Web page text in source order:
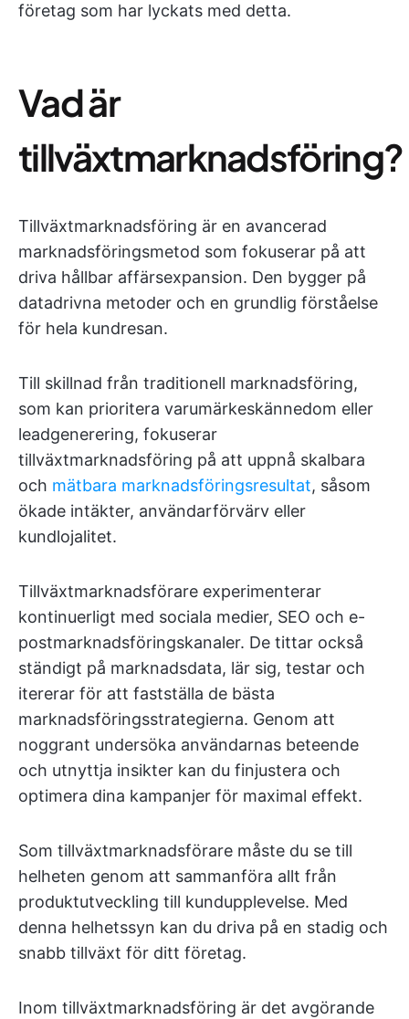
företag som har lyckats med detta.
Vad är
tillväxtmarknadsföring?
Tillväxtmarknadsföring är en avancerad
marknadsföringsmetod som fokuserar på att
driva hållbar affärsexpansion. Den bygger på
datadrivna metoder och en grundlig förståelse
för hela kundresan.
Till skillnad från traditionell marknadsföring,
som kan prioritera varumärkeskännedom eller
leadgenerering, fokuserar
tillväxtmarknadsföring på att uppnå skalbara
och mätbara marknadsföringsresultat, såsom
ökade intäkter, användarförvärv eller
kundlojalitet.
Tillväxtmarknadsförare experimenterar
kontinuerligt med sociala medier, SEO och e-
postmarknadsföringskanaler. De tittar också
ständigt på marknadsdata, lär sig, testar och
itererar för att fastställa de bästa
marknadsföringsstrategierna. Genom att
noggrant undersöka användarnas beteende
och utnyttja insikter kan du finjustera och
optimera dina kampanjer för maximal effekt.
Som tillväxtmarknadsförare måste du se till
helheten genom att sammanföra allt från
produktutveckling till kundupplevelse. Med
denna helhetssyn kan du driva på en stadig och
snabb tillväxt för ditt företag.
Inom tillväxtmarknadsföring är det avgörande